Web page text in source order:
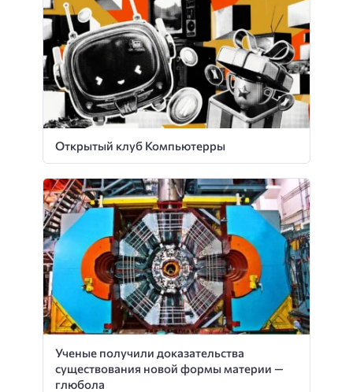
Открытый клуб Компьютерры
Ученые получили доказательства
существования новой формы материи —
глюбола